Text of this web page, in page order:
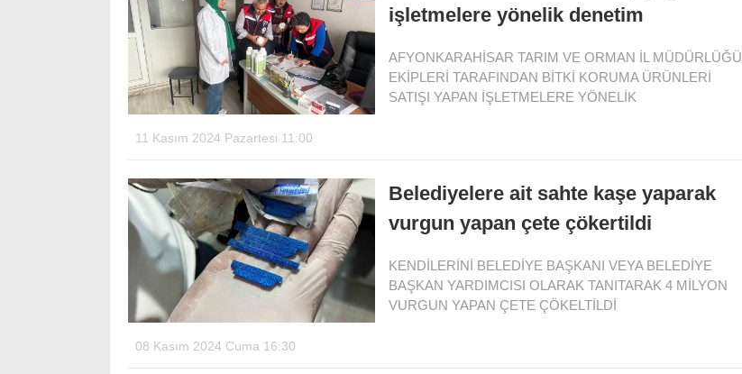
işletmelere yönelik denetim
AFYONKARAHİSAR TARIM VE ORMAN İL MÜDÜRLÜĞÜ
EKİPLERİ TARAFINDAN BİTKİ KORUMA ÜRÜNLERİ
SATIŞI YAPAN İŞLETMELERE YÖNELİK
11 Kasım 2024 Pazartesi 11:00
Belediyelere ait sahte kaşe yaparak
vurgun yapan çete çökertildi
KENDİLERİNİ BELEDİYE BAŞKANI VEYA BELEDİYE
BAŞKAN YARDIMCISI OLARAK TANITARAK 4 MİLYON
VURGUN YAPAN ÇETE ÇÖKELTİLDİ
08 Kasım 2024 Cuma 16:30